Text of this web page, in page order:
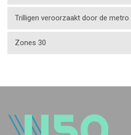
Trilligen veroorzaakt door de metro
Zones 30